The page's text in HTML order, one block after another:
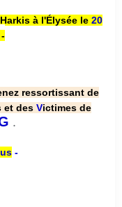
à l'Élysée le 20
-
ressortissant de
et des Victimes de
.
-